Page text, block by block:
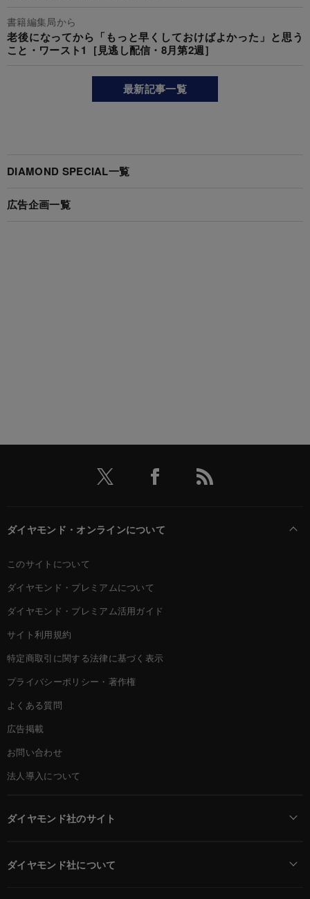
書籍編集局から
老後になってから「もっと早くしておけばよかった」と思う
こと・ワースト1［見逃し配信・8月第2週］
最新記事一覧
DIAMOND SPECIAL一覧
広告企画一覧
ダイヤモンド・オンラインについて
このサイトについて
ダイヤモンド・プレミアムについて
ダイヤモンド・プレミアム活用ガイド
サイト利用規約
特定商取引に関する法律に基づく表示
プライバシーポリシー・著作権
よくある質問
広告掲載
お問い合わせ
法人導入について
ダイヤモンド社のサイト
ダイヤモンド社について